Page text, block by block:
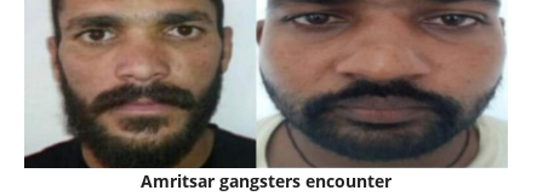
Amritsar gangsters encounter